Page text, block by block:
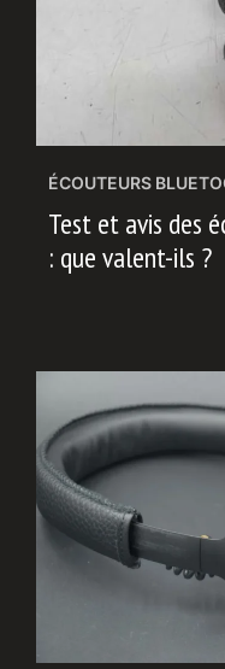
ÉCOUTEURS
Test et avis des
: que valent-ils ?